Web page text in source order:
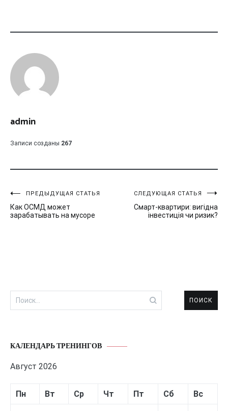
admin
Записи созданы 267
Навигация
по
ПРЕДЫДУЩАЯ СТАТЬЯ
Как ОСМД может
зарабатывать на мусоре
СЛЕДУЮЩАЯ СТАТЬЯ
Смарт-квартири: вигідна
інвестиція чи ризик?
Найти:
КАЛЕНДАРЬ ТРЕНИНГОВ
Август 2026
Пн Вт Ср Чт Пт Сб Вс